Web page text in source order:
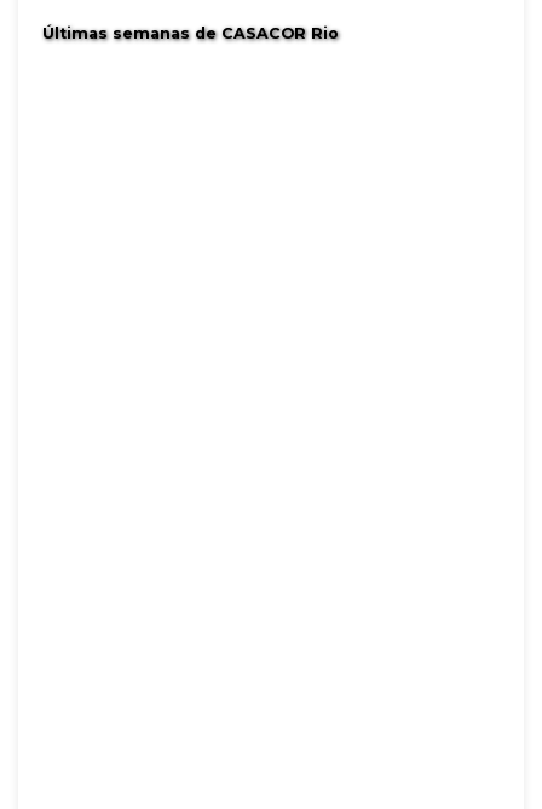
Últimas semanas de CASACOR Rio